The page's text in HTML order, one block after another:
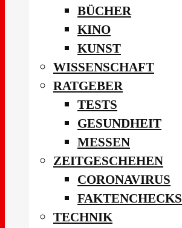
BÜCHER
KINO
KUNST
WISSENSCHAFT
RATGEBER
TESTS
GESUNDHEIT
MESSEN
ZEITGESCHEHEN
CORONAVIRUS
FAKTENCHECKS
TECHNIK